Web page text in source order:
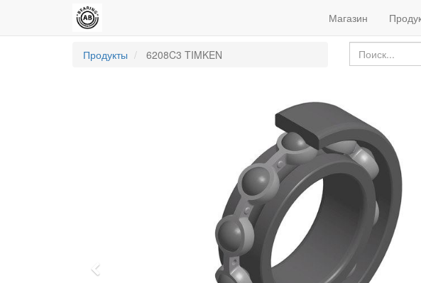
Магазин
Продукты 6208C3 TIMKEN